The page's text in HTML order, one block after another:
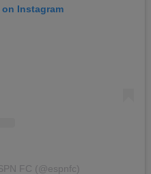
Instagram
FC (@espnfc)